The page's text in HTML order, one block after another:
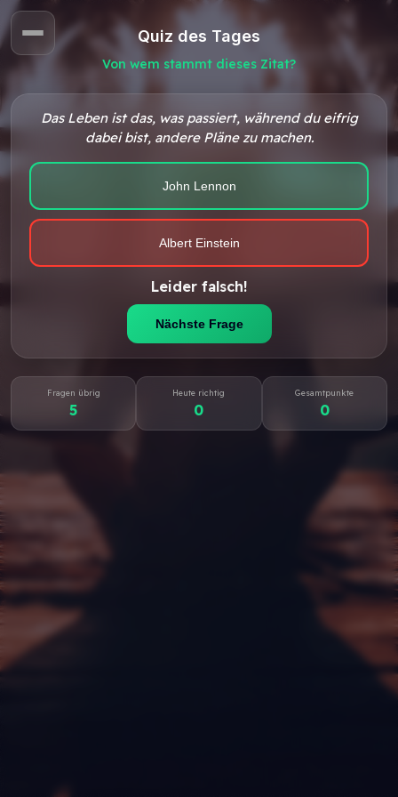
Quiz des Tages
Von wem stammt dieses Zitat?
Das Leben ist das, was passiert, während du eifrig
dabei bist, andere Pläne zu machen.
John Lennon
Albert Einstein
Leider falsch!
Nächste Frage
Fragen übrig
5
Heute richtig
0
Gesamtpunkte
0